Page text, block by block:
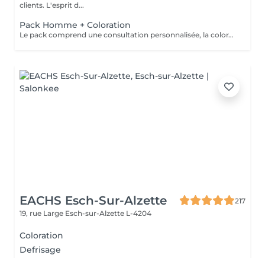
clients. L'esprit d...
Pack Homme + Coloration
Le pack comprend une consultation personnalisée, la coloration avec les produits LOREAL PROFESSIONNEL , shampooing et conditionneur spécifiques REDKEN , la coupe IGORANCE ( finitions sur cheveux secs) , les produits de styling REDKEN * Tarifs à titre indicatifs à confirmer après la consultation personnalisée établit auprès de votre coiffeur/stylist/spécialiste * La direction se réserve le droit d’apporter des modifications pour le bon fonctionnement du salon
EACHS Esch-Sur-Alzette
217
19, rue Large Esch-sur-Alzette L-4204
Coloration
Defrisage